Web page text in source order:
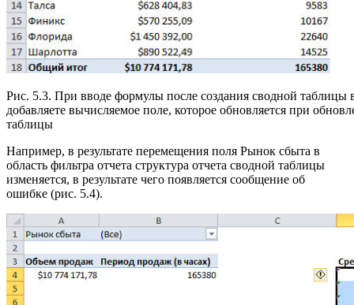
Рис. 5.3. При вводе формулы после создания сводной таблицы
добавляете вычисляемое поле, которое обновляется при
таблицы
Например, в результате перемещения поля Рынок сбыта в
область фильтра отчета структура отчета сводной таблицы
изменяется, в результате чего появляется сообщение об
ошибке (рис. 5.4).